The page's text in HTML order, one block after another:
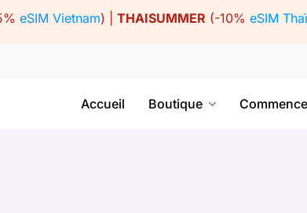
eSIM Vietnam) | THAISUMMER (-10% eSIM
Accueil Boutique